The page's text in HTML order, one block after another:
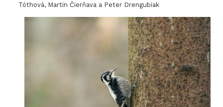
Tóthová, Martin Čierňava a Peter Drengubiak